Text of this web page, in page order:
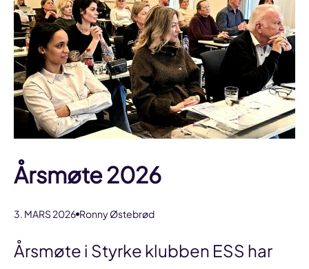
Årsmøte 2026
3. MARS 2026 Ronny Østebrød
Årsmøte i Styrke klubben ESS har